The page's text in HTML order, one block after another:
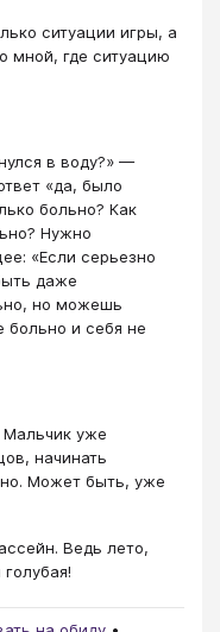
ситуации игры, а
мной, где ситуацию
в воду?» —
«да, было
больно? Как
Нужно
«Если серьезно
даже
но можешь
больно и себя не
Мальчик уже
начинать
Может быть, уже
Ведь лето,